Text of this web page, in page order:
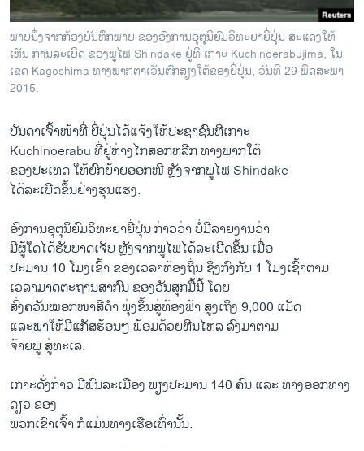
ພາສາອັງກິດ
ວີດີໂອ
ສຽງ
ລາຍງານ
ຕິດຕາມພວກເຮົາ ທີ່
ພາບນຶ່ງຈາກກ້ອງບັນທຶກພາບ ຂອງອົງການອຸຕຸນິຍົມວິທະຍາຍີ່ປຸ່ນ ສະແດງໃຫ້
ເຫັນ ການລະເບີດ ຂອງພູໄຟ Shindake ຢູ່ທີ່ ເກາະ Kuchinoerabujima, ໃນ
ເຂດ Kagoshima ທາງພາກຕາເວັນຕົກສຽງໃຕ້ຂອງຍີ່ປຸ່ນ, ວັນທີ 29 ພຶດສະພາ
2015.
ບັນດາ​ເຈົ້າໜ້າ​ທີ່ ຍີ່​ປຸ່ນ​ໄດ້​ແຈ້ງ​ໃຫ້​ປະຊາຊົນທີ່ເກາະ
Kuchinoerabu ທີ່ຢູ່​ຫ່າງ​ໄກ​ສອກຫລີກ ທາງ​ພາກ​ໃຕ້
ຂອງ​ປະ​ເທດ ​ໃຫ້​ຍົກຍ້າຍອອກໜີ​ ຫຼັງຈາກ​ພູ​ໄຟ Shindake
​ໄດ້​ລະ​ເບີດ​ຂຶ້ນຢ່າງ​ຮຸນ​ແຮງ.
ອົງການ​ອຸຕຸນິຍົມ​ວິທະຍາຍີ່​ປຸ່ນ ກ່າວ​ວ່າ ​ບໍ່ມີລາຍ​ງານວ່າ
​ມີຜູ້ໃດໄດ້ຮັບ​ບາດ​ເຈັບ ຫຼັງຈາກ​ພູ​ໄຟ​ໄດ້​ລະ​ເບີດ​ຂຶ້ນ ​ເມື່ອ
​ປະມານ 10 ​ໂມງ​ເຊົ້າ ຂອງເວລາທ້ອງຖິ່ນ ຊຶ່ງກົງ​ກັບ 1 ​ໂມງ​ເຊົ້າຕາມ
ເວລາມາດຕະຖານສາກົນ ຂອງວັນ​ສຸກ​ມື້​ນີ້ ໂດຍ
ສົ່ງຄວັນ​ໝອກໜາສີດຳ ພຸ່ງຂຶ້ນສູ່ທ້ອງຟ້າ ສູງ​ເຖິງ 9,000 ​ແມັດ
​ແລະພາໃຫ້ມີ​ແກັສຮ້ອນໆ ພ້ອມດ້ວຍຫີນໄຫ​ລ ລົງ​ມາ​ຕາມ
​ຈ້າຍ​ພູ​ ​ສູ່​ທະ​ເລ.
​ເກາະ​ດັ່ງກ່າວ ມີ​ພົນລະ​ເມືອງ ພຽງ​ປະມານ 140 ຄົນ ​ແລະ ທາງ​ອອກ​ທາງ​
ດຽວ​ ຂອງ
​ພວກ​ເຂົາ​ເຈົ້າ ກໍ​ແມ່ນທາງ​ເຮືອເທົ່າ​ນັ້ນ.